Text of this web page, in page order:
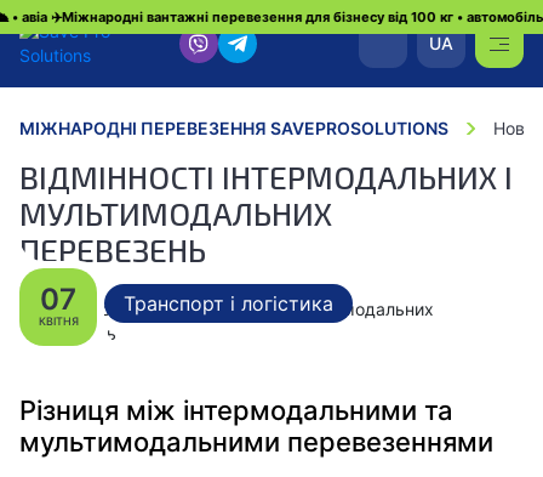
✈️Міжнародні вантажні перевезення для бізнесу від 100 кг • автомобільні
UA
МІЖНАРОДНІ ПЕРЕВЕЗЕННЯ SAVEPROSOLUTIONS
ВІДМІННОСТІ ІНТЕРМОДАЛЬНИХ І
МУЛЬТИМОДАЛЬНИХ
ПЕРЕВЕЗЕНЬ
07
КВІТНЯ
Транспорт і логістика
Різниця між інтермодальними та
мультимодальними перевезеннями